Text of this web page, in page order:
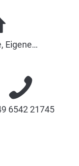
Eigene…
6542 21745